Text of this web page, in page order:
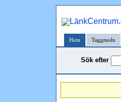
Hem Taggmoln
Sök efter